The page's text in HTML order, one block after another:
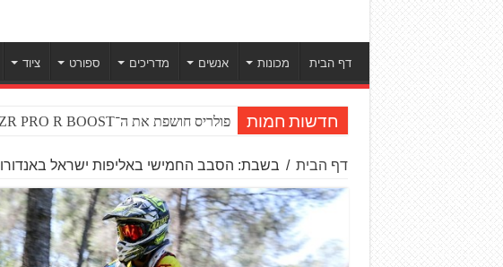
דף הבית מכונות אנשים מדריכים ספורט ציוד
חדשות חמות פולריס חושפת את ה־RZR PRO R BOOST טורבו
דף הבית / בשבת: הסבב החמישי באליפות ישראל באנדורו